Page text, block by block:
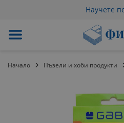
Научете
към
Начало Пъзели и хоби продукти